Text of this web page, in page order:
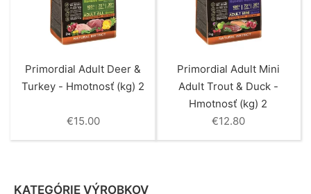
Primordial Adult Deer &
Turkey - Hmotnosť (kg) 2
€15.00
Primordial Adult Mini
Adult Trout & Duck -
Hmotnosť (kg) 2
€12.80
KATEGÓRIE VÝROBKOV